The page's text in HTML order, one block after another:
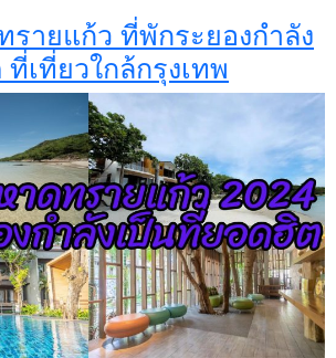
ายแก้ว ที่พักระยองกำลัง
เที่ยวใกล้กรุงเทพ